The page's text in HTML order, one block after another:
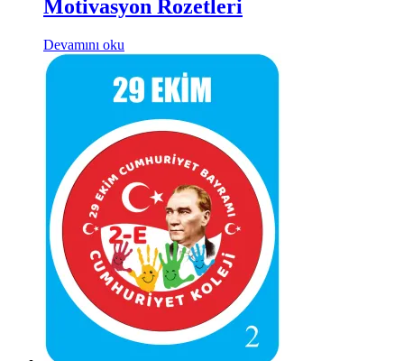
Motivasyon Rozetleri
Devamını oku